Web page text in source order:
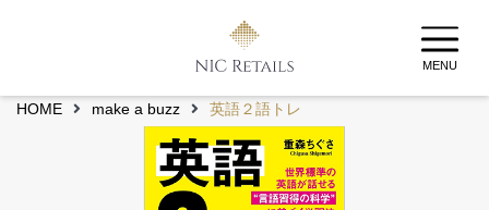
MENU
HOME make a buzz 英語２語トレ